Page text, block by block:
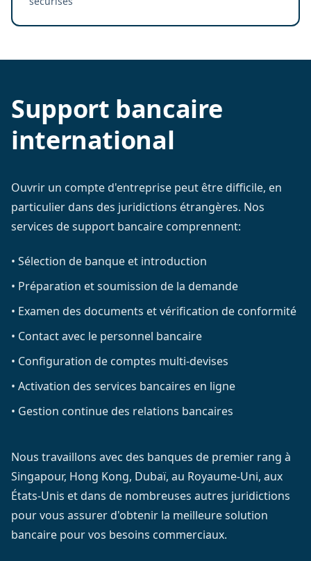
Support bancaire
international
Ouvrir un compte d'entreprise peut être difficile, en
particulier dans des juridictions étrangères. Nos
services de support bancaire comprennent:
• Sélection de banque et introduction
• Préparation et soumission de la demande
• Examen des documents et vérification de conformité
• Contact avec le personnel bancaire
• Configuration de comptes multi-devises
• Activation des services bancaires en ligne
• Gestion continue des relations bancaires
Nous travaillons avec des banques de premier rang à
Singapour, Hong Kong, Dubaï, au Royaume-Uni, aux
États-Unis et dans de nombreuses autres juridictions
pour vous assurer d'obtenir la meilleure solution
bancaire pour vos besoins commerciaux.